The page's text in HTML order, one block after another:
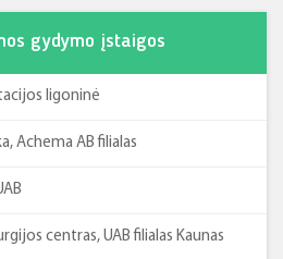
gydymo įstaigos
ligoninė
Achema AB filialas
centras, UAB filialas Kaunas